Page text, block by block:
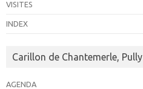
VISITES
INDEX
Carillon de Chantemerle, Pully
AGENDA